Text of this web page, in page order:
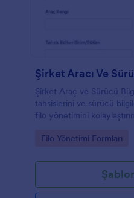
Şirket Aracı Ve
Şirket Araç ve Sürücü
tahsislerini ve sürücü
filo yönetimini
Go to Category:
Filo Yönetimi Formları